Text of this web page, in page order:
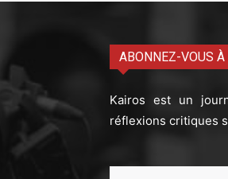
ABONNEZ-VOUS
Kairos est un
réflexions critiques